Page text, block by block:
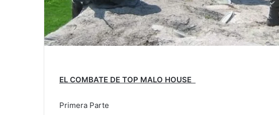
EL COMBATE DE TOP MALO HOUSE
Primera Parte